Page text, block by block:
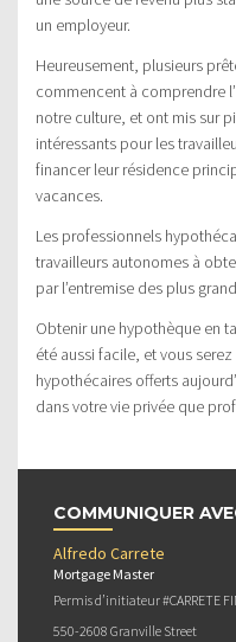
un employeur.
Heureusement, plusieurs
commencent à comprendre
notre culture, et ont mis sur
intéressants pour les
financer leur résidence
vacances.
Les professionnels
travailleurs autonomes à
par l’entremise des plus
Obtenir une hypothèque en
été aussi facile, et vous
hypothécaires offerts
dans votre vie privée que
COMMUNIQUER
Alfredo Carrete
Mortgage Master
Permis d’initiateur #CARRETE
550-2608 Granville Street